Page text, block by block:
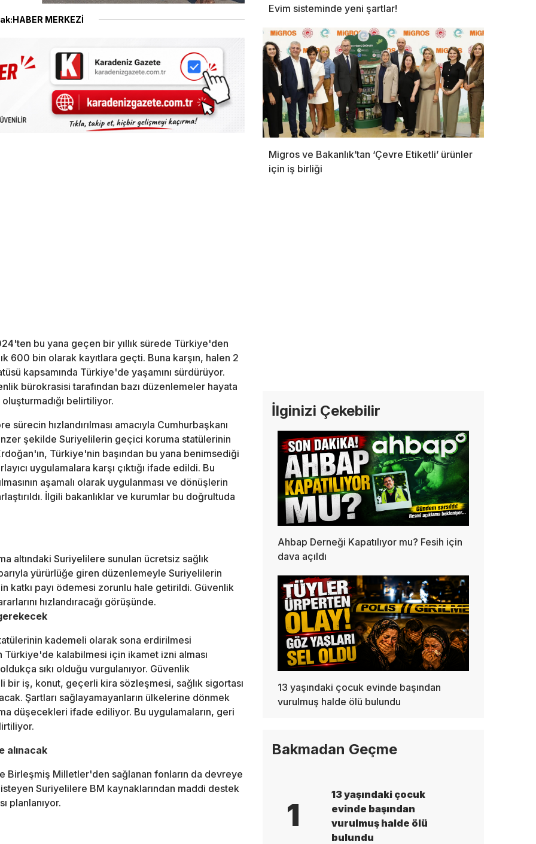
MERKEZİ
bu yana geçen bir yıllık sürede Türkiye'den
600 bin olarak kayıtlara geçti. Buna karşın, halen 2
kapsamında Türkiye'de yaşamını sürdürüyor.
bürokrasisi tarafından bazı düzenlemeler hayata
belirtiliyor.
hızlandırılması amacıyla Cumhurbaşkanı
şekilde Suriyelilerin geçici koruma statülerinin
Türkiye'nin başından bu yana benimsediği
uygulamalara karşı çıktığı ifade edildi. Bu
aşamalı olarak uygulanması ve dönüşlerin
İlgili bakanlıklar ve kurumlar bu doğrultuda
altındaki Suriyelilere sunulan ücretsiz sağlık
yürürlüğe giren düzenlemeyle Suriyelilerin
katkı payı ödemesi zorunlu hale getirildi. Güvenlik
hızlandıracağı görüşünde.
kademeli olarak sona erdirilmesi
Türkiye'de kalabilmesi için ikamet izni alması
sıkı olduğu vurgulanıyor. Güvenlik
bir iş, konut, geçerli kira sözleşmesi, sağlık sigortası
Şartları sağlayamayanların ülkelerine dönmek
düşecekleri ifade ediliyor. Bu uygulamaların, geri
alınacak
Birleşmiş Milletler'den sağlanan fonların da devreye
Suriyelilere BM kaynaklarından maddi destek
planlanıyor.
Evim sisteminde yeni şartlar!
Migros ve Bakanlık’tan ‘Çevre Etiketli’ ürünler
için iş birliği
İlginizi Çekebilir
Ahbap Derneği Kapatılıyor mu? Fesih için
dava açıldı
13 yaşındaki çocuk evinde başından
vurulmuş halde ölü bulundu
Bakmadan Geçme
1
13 yaşındaki çocuk
evinde başından
vurulmuş halde ölü
bulundu